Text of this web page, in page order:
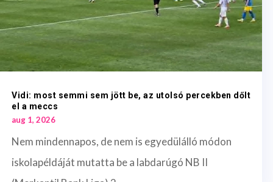
Vidi: most semmi sem jött be, az utolsó percekben dőlt
el a meccs
aug 1, 2026
Nem mindennapos, de nem is egyedülálló módon
iskolapéldáját mutatta be a labdarúgó NB II